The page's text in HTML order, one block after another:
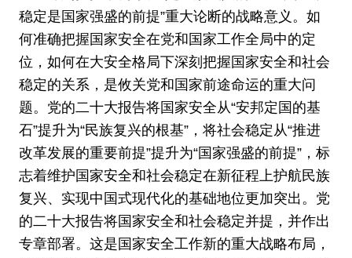
稳定是国家强盛的前提”重大论断的战略意义。如
何准确把握国家安全在党和国家工作全局中的定
位，如何在大安全格局下深刻把握国家安全和社会
稳定的关系，是攸关党和国家前途命运的重大问
题。党的二十大报告将国家安全从“安邦定国的基
石”提升为“民族复兴的根基”，将社会稳定从“推进
改革发展的重要前提”提升为“国家强盛的前提”，标
志着维护国家安全和社会稳定在新征程上护航民族
复兴、实现中国式现代化的基础地位更加突出。党
的二十大报告将国家安全和社会稳定并提，并作出
专章部署。这是国家安全工作新的重大战略布局，